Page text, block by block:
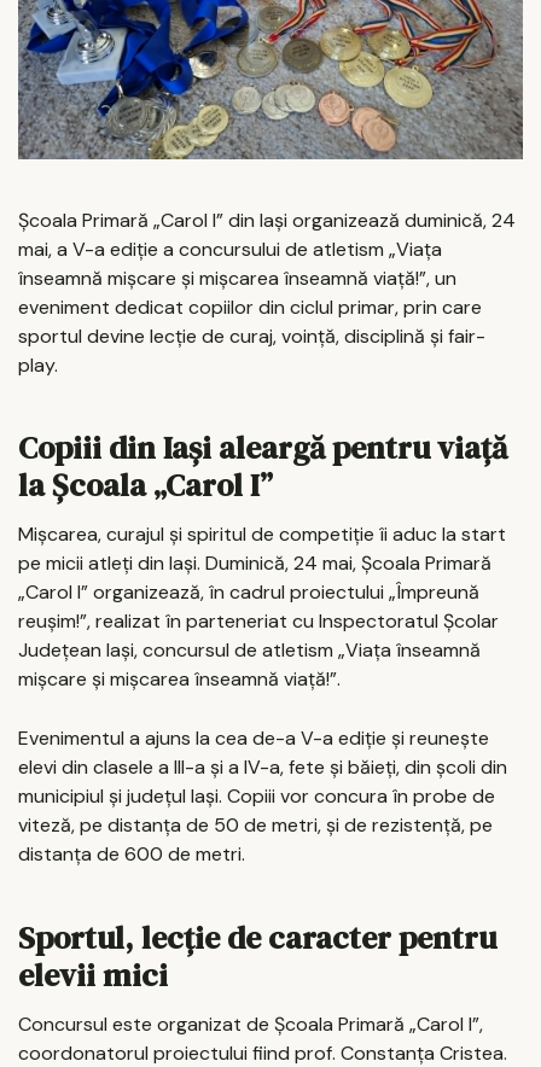
Școala Primară „Carol I” din Iași organizează duminică, 24
mai, a V-a ediție a concursului de atletism „Viața
înseamnă mișcare și mișcarea înseamnă viață!”, un
eveniment dedicat copiilor din ciclul primar, prin care
sportul devine lecție de curaj, voință, disciplină și fair-
play.
Copiii din Iași aleargă pentru viață
la Școala „Carol I”
Mișcarea, curajul și spiritul de competiție îi aduc la start
pe micii atleți din Iași. Duminică, 24 mai, Școala Primară
„Carol I” organizează, în cadrul proiectului „Împreună
reușim!”, realizat în parteneriat cu Inspectoratul Școlar
Județean Iași, concursul de atletism „Viața înseamnă
mișcare și mișcarea înseamnă viață!”.
Evenimentul a ajuns la cea de-a V-a ediție și reunește
elevi din clasele a III-a și a IV-a, fete și băieți, din școli din
municipiul și județul Iași. Copiii vor concura în probe de
viteză, pe distanța de 50 de metri, și de rezistență, pe
distanța de 600 de metri.
Sportul, lecție de caracter pentru
elevii mici
Concursul este organizat de Școala Primară „Carol I”,
coordonatorul proiectului fiind prof. Constanța Cristea.